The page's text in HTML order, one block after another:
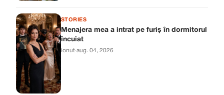
STORIES
Menajera mea a intrat pe furiș în dormitorul
încuiat
ionut·aug. 04, 2026